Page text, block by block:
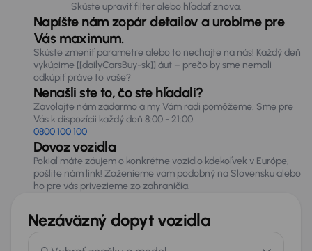
Skúste upraviť filter alebo hľadať znova.
Napíšte nám zopár detailov a urobíme pre
Vás maximum.
Skúste zmeniť parametre alebo to nechajte na nás! Každý deň
vykúpime [[dailyCarsBuy-sk]] áut – prečo by sme nemali
odkúpiť práve to vaše?
Nenašli ste to, čo ste hľadali?
Zavolajte nám zadarmo a my Vám radi pomôžeme. Sme pre
Vás k dispozícii každý deň 8:00 - 21:00.
0800 100 100
Dovoz vozidla
Pokiaľ máte záujem o konkrétne vozidlo kdekoľvek v Európe,
pošlite nám link! Zoženieme vám podobný na Slovensku alebo
ho pre vás privezieme zo zahraničia.
Nezáväzný dopyt vozidla